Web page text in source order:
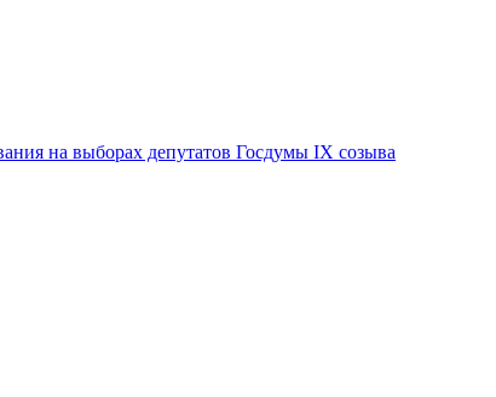
на выборах депутатов Госдумы IX созыва